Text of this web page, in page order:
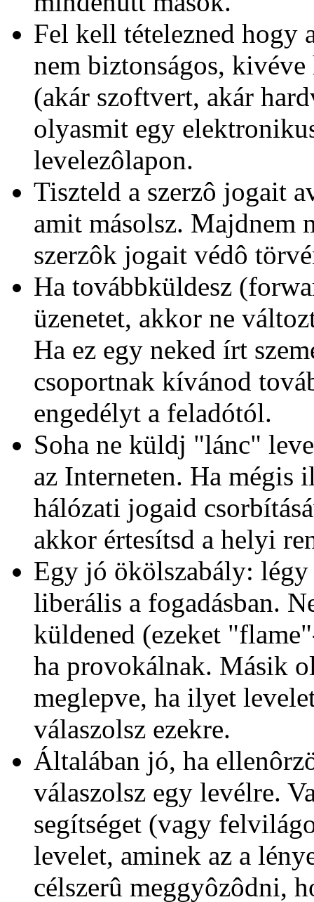
Fel kell tételezned hogy
nem biztonságos,
(akár szoftvert, akár
olyasmit egy
levelezôlapon.
Tiszteld a szerzô jogait
amit másolsz. Majdnem
szerzôk jogait védô
Ha továbbküldesz
üzenetet, akkor ne
Ha ez egy neked írt
csoportnak kívánod
engedélyt a feladótól.
Soha ne küldj "lánc"
az Interneten. Ha mégis
hálózati jogaid
akkor értesítsd a helyi
Egy jó ökölszabály:
liberális a fogadásban.
küldened (ezeket
ha provokálnak. Másik
meglepve, ha ilyet
válaszolsz ezekre.
Általában jó, ha
válaszolsz egy levélre.
segítséget (vagy
levelet, aminek az a
célszerû meggyôzôdni,